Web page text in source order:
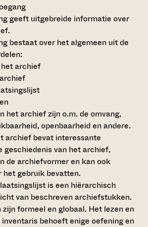
geeft uitgebreide informatie over
bestaat over het algemeen uit de
archief
het archief zijn o.m. de omvang,
openbaarheid en andere.
archief bevat interessante
geschiedenis van het archief,
de archiefvormer en kan ook
het gebruik bevatten.
is een hiërarchisch
van beschreven archiefstukken.
formeel en globaal. Het lezen en
behoeft enige oefening en